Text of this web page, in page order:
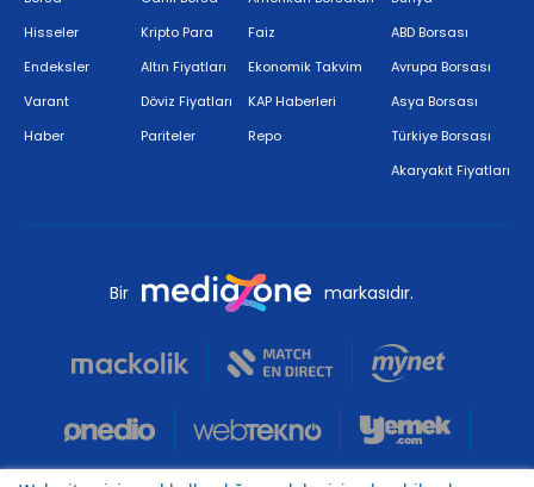
Hisseler
Endeksler
Varant
Haber
Kripto Para
Altın Fiyatları
Döviz Fiyatları
Pariteler
Faiz
Ekonomik Takvim
KAP Haberleri
Repo
ABD Borsası
Avrupa Borsası
Asya Borsası
Türkiye Borsası
Akaryakıt Fiyatları
Bir markasıdır.